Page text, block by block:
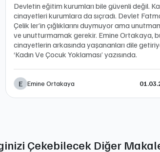
Devletin eğitim kurumları bile güvenli değil.
cinayetleri kurumlara da sıçradı. Devlet
Çelik ler’in çığlıklarını duymuyor ama
ve unutturmamak gerekir. Emine Ortakaya,
cinayetlerin arkasında yaşananları dile
‘Kadın Ve Çocuk Yoklaması’ yazısında.
E Emine Ortakaya
Çekebilecek Diğer